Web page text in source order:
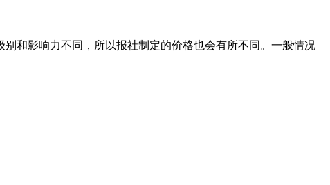
和影响力不同，所以报社制定的价格也会有所不同。一般情况